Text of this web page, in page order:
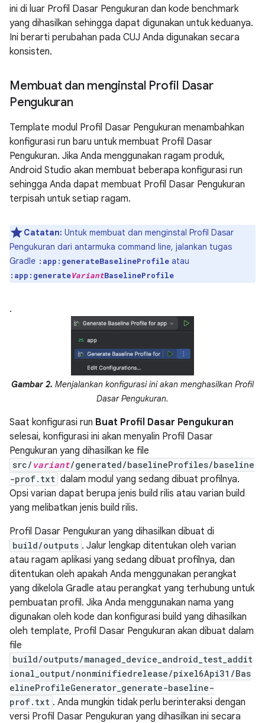
ini di luar Profil Dasar Pengukuran dan kode benchmark
yang dihasilkan sehingga dapat digunakan untuk keduanya.
Ini berarti perubahan pada CUJ Anda digunakan secara
konsisten.
Membuat dan menginstal Profil Dasar
Pengukuran
Template modul Profil Dasar Pengukuran menambahkan
konfigurasi run baru untuk membuat Profil Dasar
Pengukuran. Jika Anda menggunakan ragam produk,
Android Studio akan membuat beberapa konfigurasi run
sehingga Anda dapat membuat Profil Dasar Pengukuran
terpisah untuk setiap ragam.
Catatan: Untuk membuat dan menginstal Profil Dasar
Pengukuran dari antarmuka command line, jalankan tugas
Gradle :app:generateBaselineProfile atau
:app:generateVariantBaselineProfile
.
Gambar 2. Menjalankan konfigurasi ini akan menghasilkan Profil
Dasar Pengukuran.
Saat konfigurasi run Buat Profil Dasar Pengukuran
selesai, konfigurasi ini akan menyalin Profil Dasar
Pengukuran yang dihasilkan ke file
src/ variant/generated/baselineProfiles/baseline
-prof.txt dalam modul yang sedang dibuat profilnya.
Opsi varian dapat berupa jenis build rilis atau varian build
yang melibatkan jenis build rilis.
Profil Dasar Pengukuran yang dihasilkan dibuat di
build/outputs . Jalur lengkap ditentukan oleh varian
atau ragam aplikasi yang sedang dibuat profilnya, dan
ditentukan oleh apakah Anda menggunakan perangkat
yang dikelola Gradle atau perangkat yang terhubung untuk
pembuatan profil. Jika Anda menggunakan nama yang
digunakan oleh kode dan konfigurasi build yang dihasilkan
oleh template, Profil Dasar Pengukuran akan dibuat dalam
file
build/outputs/managed_device_android_test_addit
ional_output/nonminifiedrelease/pixel6Api31/Bas
elineProfileGenerator_generate-baseline-
prof.txt . Anda mungkin tidak perlu berinteraksi dengan
versi Profil Dasar Pengukuran yang dihasilkan ini secara